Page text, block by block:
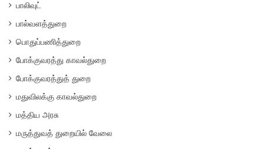
பாலிவுட்
பால்வளத்துறை
பொதுப்பணித்துறை
போக்குவரத்து காவல்துறை
போக்குவரத்துத் துறை
மதுவிலக்கு காவல்துறை
மத்திய அரசு
மருத்துவத் துறையில் வேலை